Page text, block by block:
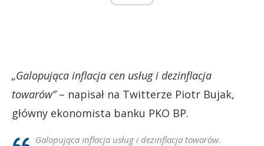
„Galopująca inflacja cen usług i dezinflacja
towarów”– napisał na Twitterze Piotr Bujak,
główny ekonomista banku PKO BP.
Galopująca inflacja usług i dezinflacja towarów.